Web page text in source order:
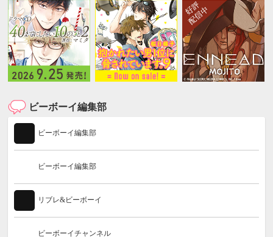
ビーボーイ編集部
ビーボーイ編集部
ビーボーイ編集部
リブレ&ビーボーイ
ビーボーイチャンネル